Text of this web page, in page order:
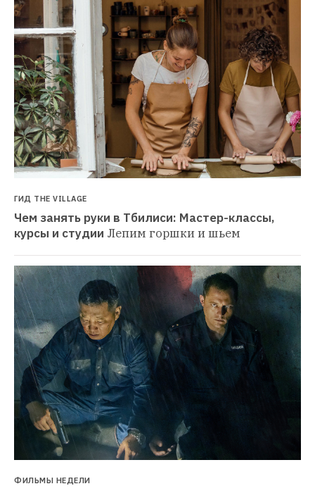
ГИД THE VILLAGE
Чем занять руки в Тбилиси: Мастер-классы,
курсы и студии Лепим горшки и шьем
ФИЛЬМЫ НЕДЕЛИ